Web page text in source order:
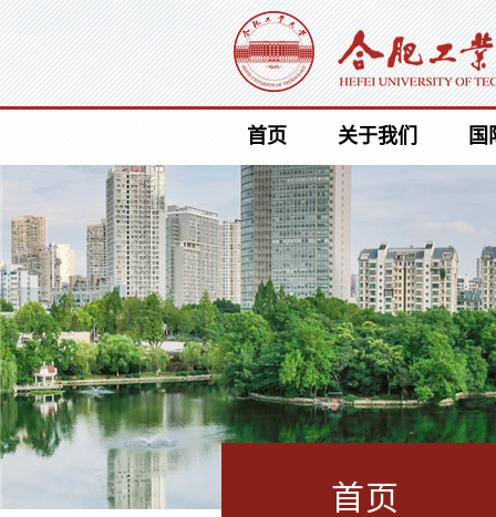
首页 关于我们 国
首页